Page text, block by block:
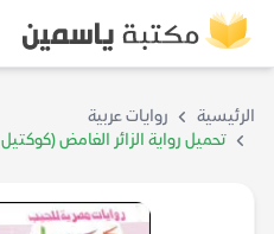
الرئيسية
روايات عربية
تحميل رواية الزائر الغامض (كوكتيل 2000 العدد 9) – نبيل فاروق